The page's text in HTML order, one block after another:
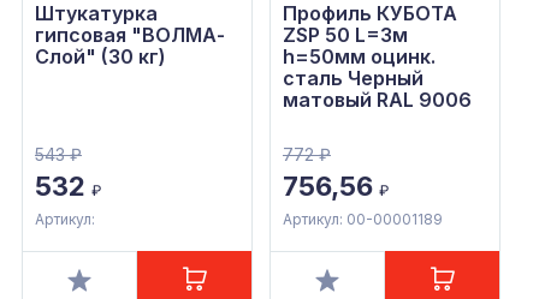
Штукатурка
гипсовая "ВОЛМА-
Слой" (30 кг)
532 ₽
543₽
Артикул:
Профиль КУБОТА
ZSP 50 L=3м
h=50мм оцинк.
сталь Черный
матовый RAL 9006
756,56 ₽
772₽
Артикул: 00-00001189